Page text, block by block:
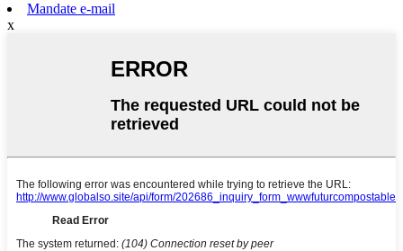
Mandate e-mail
x